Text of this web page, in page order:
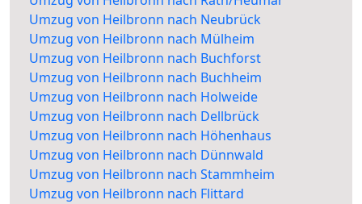
Umzug von Heilbronn nach Neubrück
Umzug von Heilbronn nach Mülheim
Umzug von Heilbronn nach Buchforst
Umzug von Heilbronn nach Buchheim
Umzug von Heilbronn nach Holweide
Umzug von Heilbronn nach Dellbrück
Umzug von Heilbronn nach Höhenhaus
Umzug von Heilbronn nach Dünnwald
Umzug von Heilbronn nach Stammheim
Umzug von Heilbronn nach Flittard